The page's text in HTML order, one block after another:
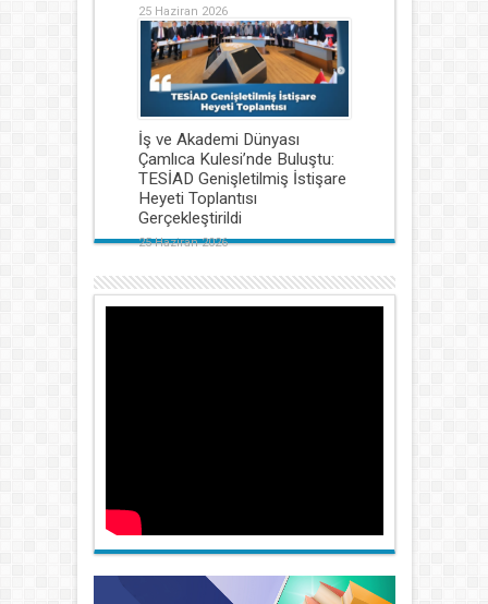
25 Haziran 2026
İş ve Akademi Dünyası
Çamlıca Kulesi’nde Buluştu:
TESİAD Genişletilmiş İstişare
Heyeti Toplantısı
Gerçekleştirildi
25 Haziran 2026